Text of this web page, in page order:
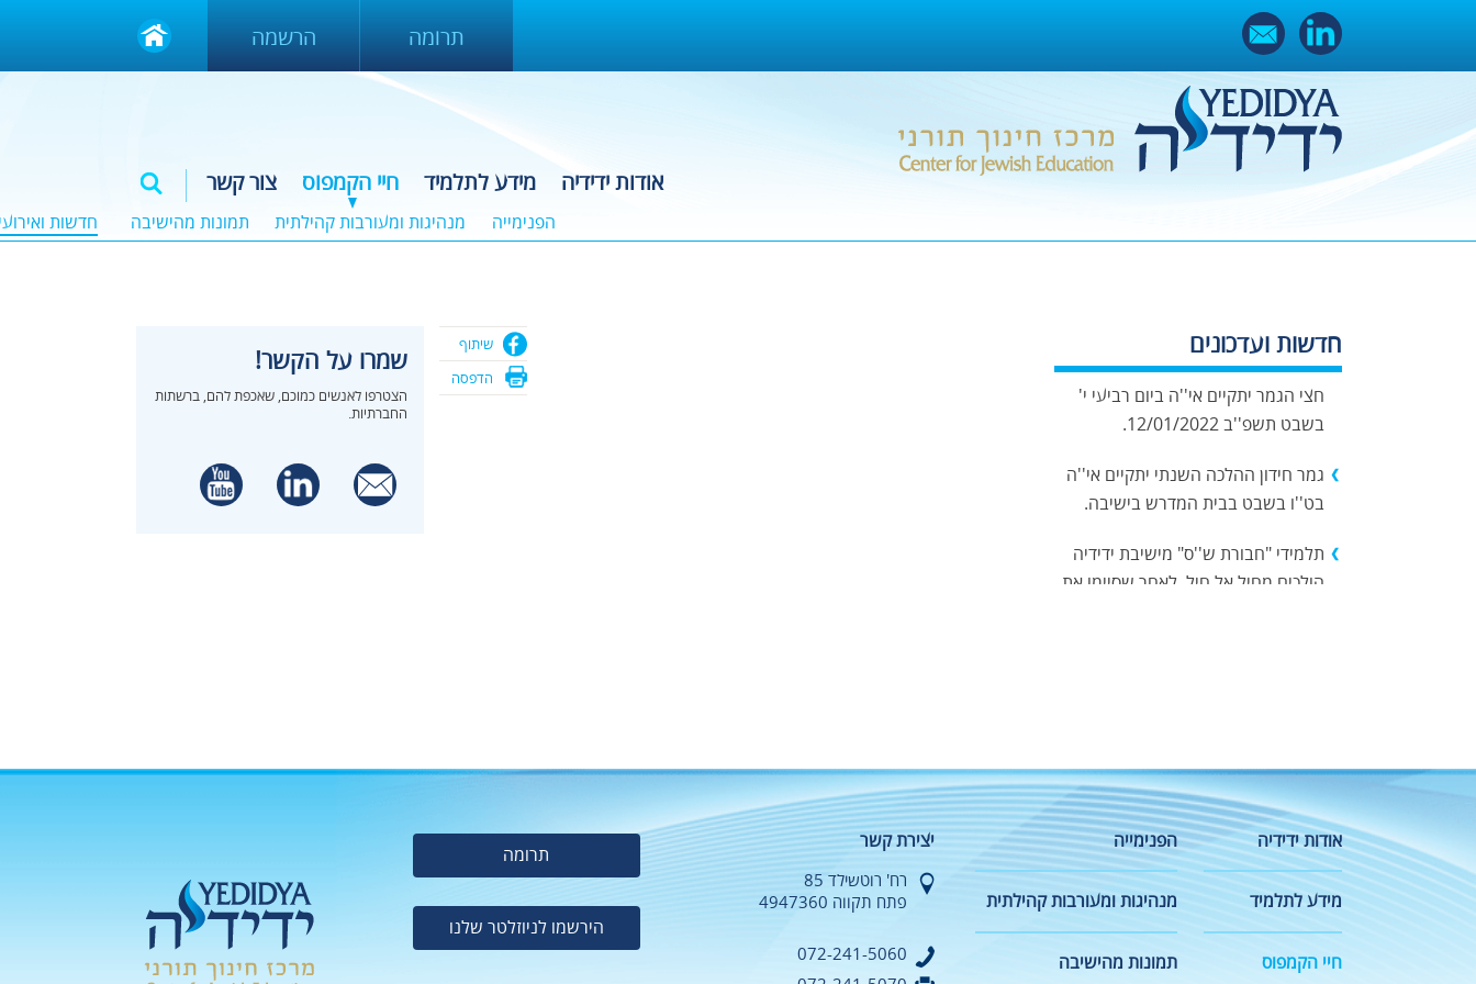
תרומה הרשמה
שיתוף
הדפסה
אודות ידידיה מידע לתלמיד חיי הקמפוס
הפנימייה מנהיגות ומעורבות קהילתית תמונות מהישיבה חדשות
צור קשר
חדשות ועדכונים
הנושא השנתי "הלכות ברכות" – מבחן
חצי הגמר יתקיים אי''ה ביום רביעי י'
בשבט תשפ''ב 12/01/2022.
גמר חידון ההלכה השנתי יתקיים אי''ה
בט''ו בשבט בבית המדרש בישיבה.
תלמידי "חבורת ש''ס" מישיבת ידידיה
הולכים מחיל אל חיל, לאחר שסיימו את
בגרויות חורף לתלמידי כיתות יא-יב :
אנגלית : ח' בשבט תשפ''ב
10/01/2022
מתמטיקה : י''ח בשבט תשפ''ב
לתיאום הגעה לימי רישום וראיונות
שמרו על הקשר!
הצטרפו לאנשים כמוכם, שאכפת להם, ברשתות
החברתיות.
אודות ידידיה
מידע לתלמיד
חיי הקמפוס
הפנימייה
מנהיגות ומעורבות קהילתית
תמונות מהישיבה
יצירת קשר
רח' רוטשילד 85
פתח תקווה 4947360
072-241-5060
תרומה
הירשמו לניוזלטר שלנו